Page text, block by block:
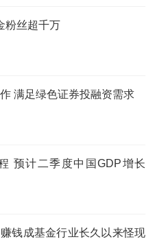
粉丝超千万
满足绿色证券投融资需求
预计二季度中国GDP增长
钱成基金行业长久以来怪现